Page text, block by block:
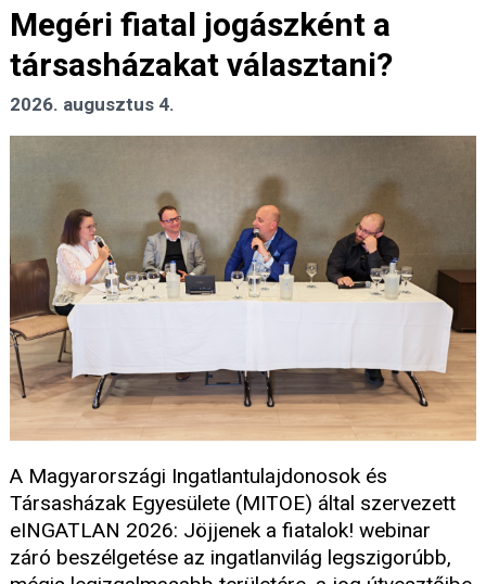
Megéri fiatal jogászként a
társasházakat választani?
2026. augusztus 4.
A Magyarországi Ingatlantulajdonosok és
Társasházak Egyesülete (MITOE) által szervezett
eINGATLAN 2026: Jöjjenek a fiatalok! webinar
záró beszélgetése az ingatlanvilág legszigorúbb,